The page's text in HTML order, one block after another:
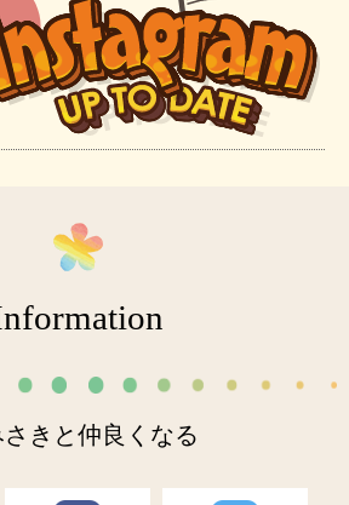
きと仲良くなる